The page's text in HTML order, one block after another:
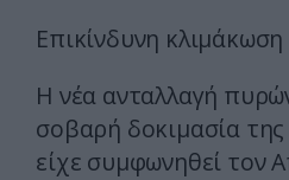
Επικίνδυνη κλιμάκωση
Η νέα ανταλλαγή
σοβαρή δοκιμασία της
είχε συμφωνηθεί τον